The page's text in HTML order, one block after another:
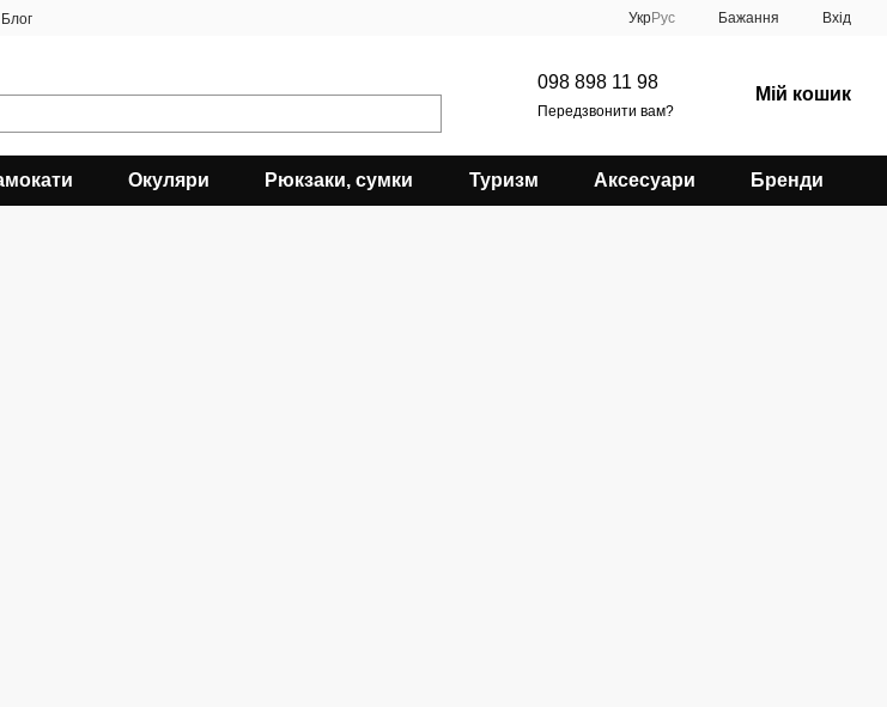
Блог УкрРус Бажання Вхід
098 898 11 98
Передзвонити вам?
Мій кошик
Окуляри Рюкзаки, сумки Туризм Аксесуари Бренди